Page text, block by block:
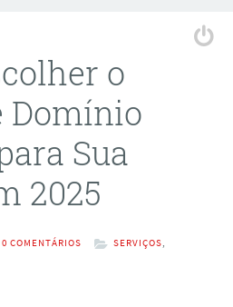
o
Domínio
Sua
2025
0 COMENTÁRIOS SERVIÇOS,